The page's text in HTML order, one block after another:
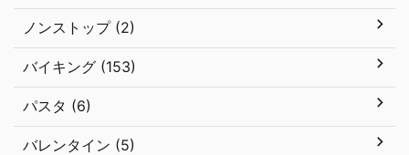
ノンストップ (2)
バイキング (153)
パスタ (6)
バレンタイン (5)